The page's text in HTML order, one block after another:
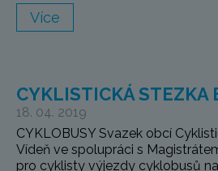
Více
CYKLISTICKÁ STEZKA
18. 04. 2019
CYKLOBUSY Svazek obcí
Vídeň ve spolupráci s
pro cyklisty výjezdy cyklobusů